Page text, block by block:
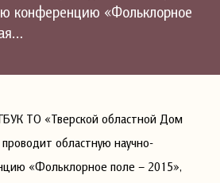
конференцию «Фольклорное
ТО «Тверской областной Дом
областную научно-
«Фольклорное поле – 2015»,